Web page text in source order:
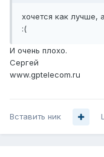
хочется как лучше,
:(
И очень плохо.
Сергей
www.gptelecom.ru
Вставить ник